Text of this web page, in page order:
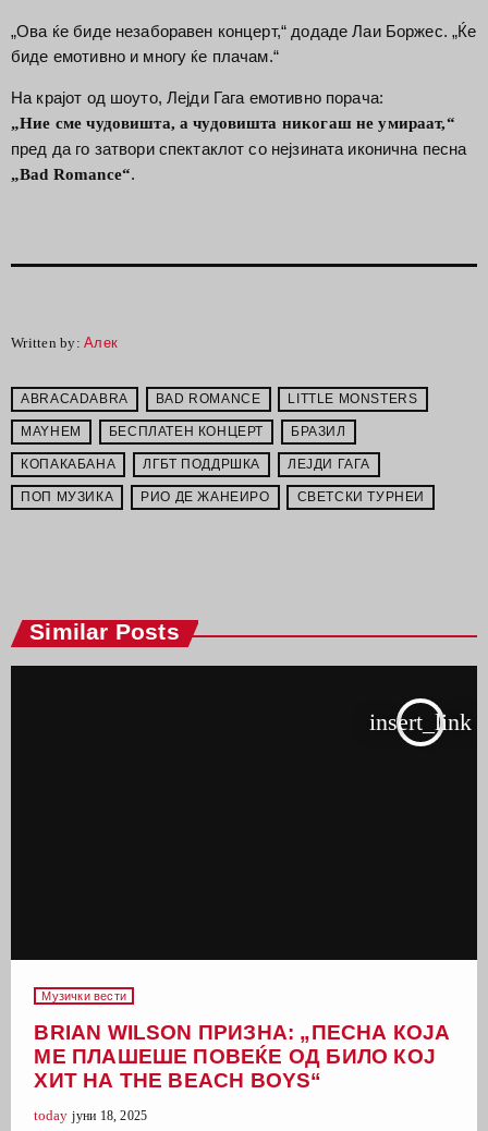
„Ова ќе биде незаборавен концерт,“ додаде Лаи Боржес. „Ќе
биде емотивно и многу ќе плачам.“
На крајот од шоуто, Лејди Гага емотивно порача:
„Ние сме чудовишта, а чудовишта никогаш не умираат,“
пред да го затвори спектаклот со нејзината иконична песна
„Bad Romance“.
Written by:Алек
ABRACADABRA BAD ROMANCE LITTLE MONSTERS
MAYHEM БЕСПЛАТЕН КОНЦЕРТ БРАЗИЛ
КОПАКАБАНА ЛГБТ ПОДДРШКА ЛЕЈДИ ГАГА
ПОП МУЗИКА РИО ДЕ ЖАНЕИРО СВЕТСКИ ТУРНЕИ
Similar Posts
insert_link
Музички вести
BRIAN WILSON ПРИЗНА: „ПЕСНА КОЈА
МЕ ПЛАШЕШЕ ПОВЕЌЕ ОД БИЛО КОЈ
ХИТ НА THE BEACH BOYS“
today јуни 18, 2025